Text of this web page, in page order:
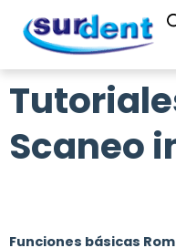
contenido
Scaneo
Funciones básicas